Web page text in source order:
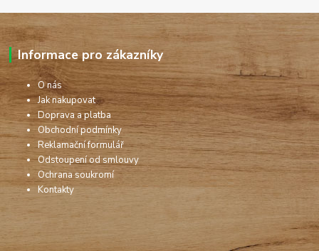
Informace pro zákazníky
O nás
Jak nakupovat
Doprava a platba
Obchodní podmínky
Reklamační formulář
Odstoupení od smlouvy
Ochrana soukromí
Kontakty